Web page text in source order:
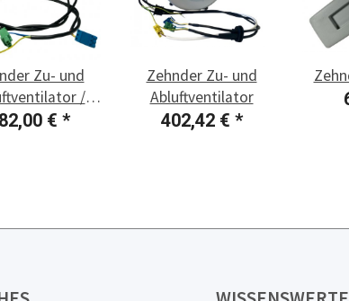
Zu- und
/
Aufkleber
€ *
Zehnder Zu- und
Abluftventilator
402,42 € *